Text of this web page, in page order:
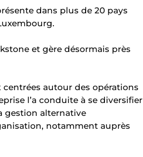
dans plus de 20 pays
et gère désormais près
autour des opérations
l’a conduite à se diversifier
gestion alternative
notamment auprès